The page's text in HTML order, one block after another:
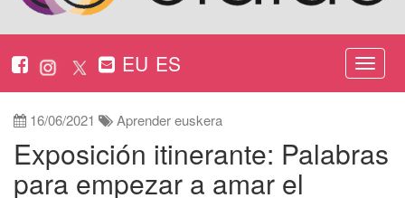
EU ES
ireki
16/06/2021 Aprender euskera
Exposición itinerante: Palabras
para empezar a amar el